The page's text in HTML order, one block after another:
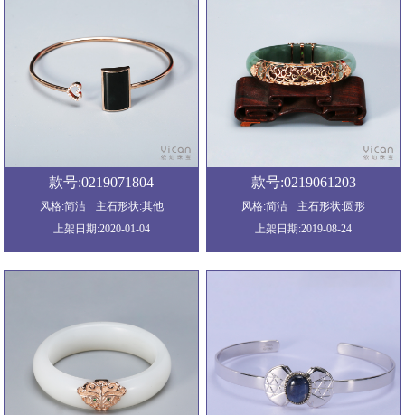
款号:0219071804
风格:简洁
主石形状:其他
上架日期:2020-01-04
款号:0219061203
风格:简洁
主石形状:圆形
上架日期:2019-08-24